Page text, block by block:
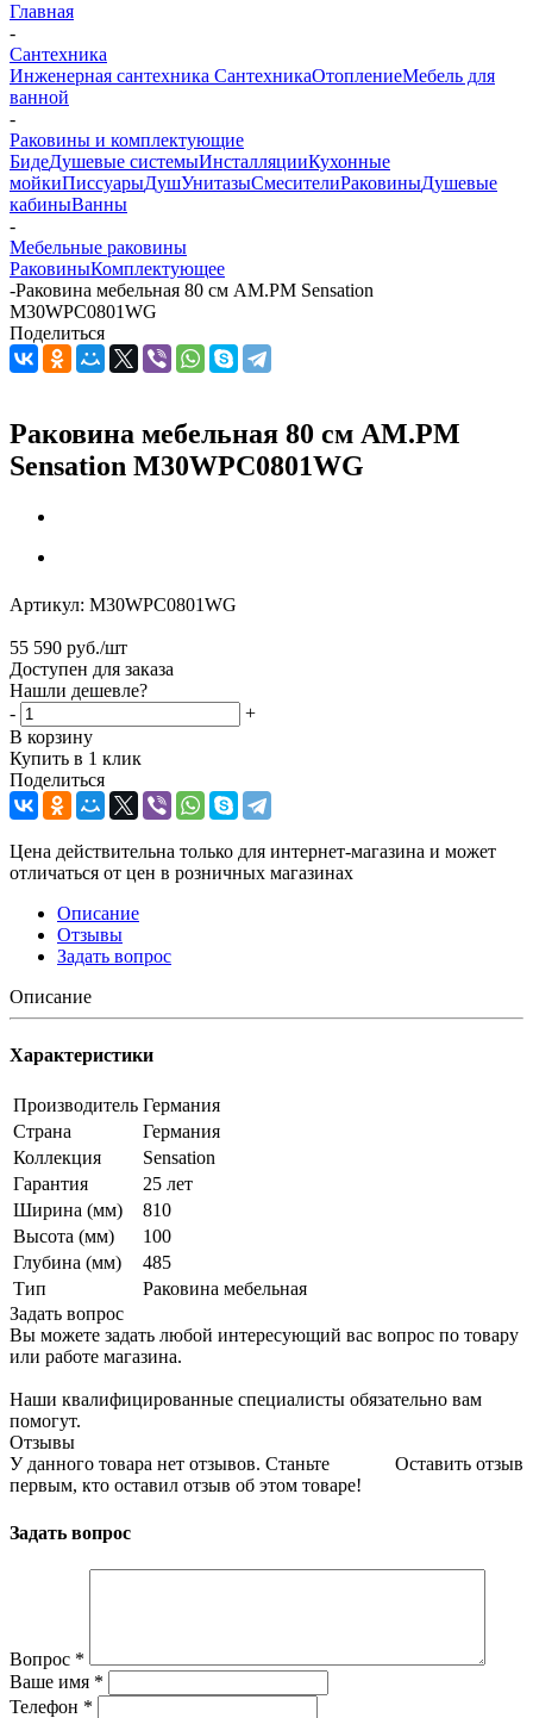
Главная
-
Сантехника
Инженерная сантехника СантехникаОтоплениеМебель для
ванной
-
Раковины и комплектующие
БидеДушевые системыИнсталляцииКухонные
мойкиПиссуарыДушУнитазыСмесителиРаковиныДушевые
кабиныВанны
-
Мебельные раковины
РаковиныКомплектующее
-Раковина мебельная 80 см AM.PM Sensation
M30WPC0801WG
Поделиться
Раковина мебельная 80 см AM.PM
Sensation M30WPC0801WG
Артикул: M30WPC0801WG
55 590 руб./шт
Доступен для заказа
Нашли дешевле?
-
+
В корзину
Купить в 1 клик
Поделиться
Цена действительна только для интернет-магазина и может
отличаться от цен в розничных магазинах
Описание
Отзывы
Задать вопрос
Описание
Характеристики
Производитель Германия
Страна
Германия
Коллекция
Sensation
Гарантия
25 лет
Ширина (мм)
810
Высота (мм)
100
Глубина (мм)
485
Тип
Раковина мебельная
Задать вопрос
Вы можете задать любой интересующий вас вопрос по товару
или работе магазина.
Наши квалифицированные специалисты обязательно вам
помогут.
Отзывы
Оставить отзыв
У данного товара нет отзывов. Станьте
первым, кто оставил отзыв об этом товаре!
Задать вопрос
Вопрос *
Ваше имя *
Телефон *